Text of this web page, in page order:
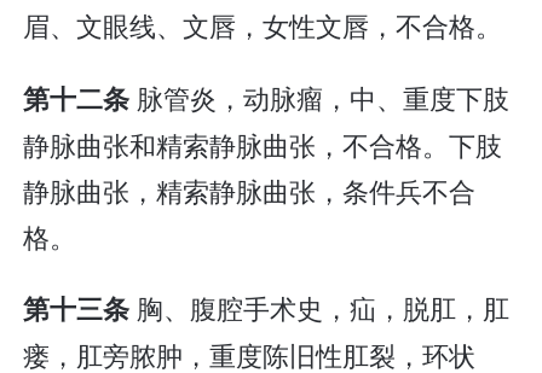
眉、文眼线、文唇，女性文唇，不合格。
第十二条 脉管炎，动脉瘤，中、重度下肢
静脉曲张和精索静脉曲张，不合格。下肢
静脉曲张，精索静脉曲张，条件兵不合
格。
第十三条 胸、腹腔手术史，疝，脱肛，肛
瘘，肛旁脓肿，重度陈旧性肛裂，环状